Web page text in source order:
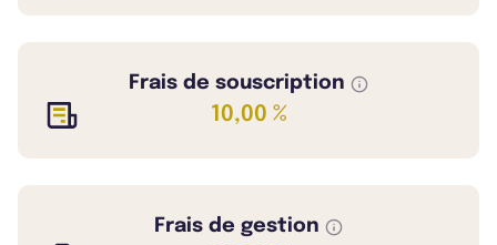
Frais de souscription
10,00 %
Frais de gestion